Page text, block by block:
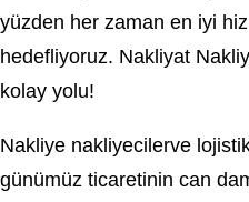
yüzden her zaman en iyi
hedefliyoruz. Nakliyat
kolay yolu!
Nakliye nakliyecilerve
günümüz ticaretinin can